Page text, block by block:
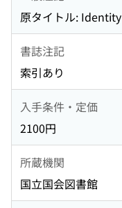
原タイトル:
書誌注記
索引あり
入手条件・定価
2100円
所蔵機関
国立国会図書館